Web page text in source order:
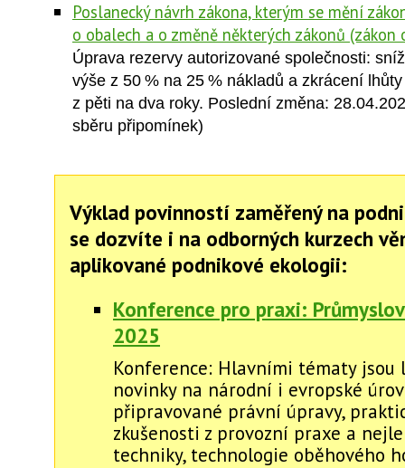
Poslanecký návrh zákona, kterým se mění
o obalech a o změně některých zákonů (zákon
Úprava rezervy autorizované společnosti:
výše z 50 % na 25 % nákladů a zkrácení
z pěti na dva roky. Poslední změna:
sběru připomínek)
Výklad povinností zaměřený na
se dozvíte i na odborných kurzech
aplikované podnikové ekologii:
Konference pro praxi:
2025
Konference: Hlavními tématy
novinky na národní i evropské
připravované právní úpravy,
zkušenosti z provozní praxe a
techniky, technologie oběhového